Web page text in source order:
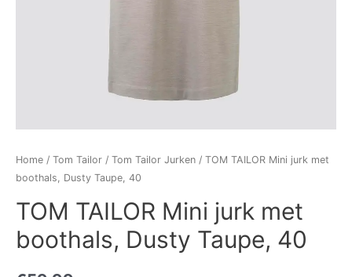
Home / Tom Tailor / Tom Tailor Jurken / TOM TAILOR Mini jurk met
boothals, Dusty Taupe, 40
TOM TAILOR Mini jurk met
boothals, Dusty Taupe, 40